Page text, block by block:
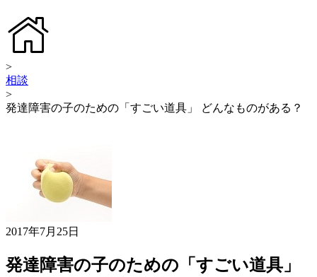
>
相談
>
発達障害の子のための「すごい道具」 どんなものがある？
2017年7月25日
発達障害の子のための「すごい道具」